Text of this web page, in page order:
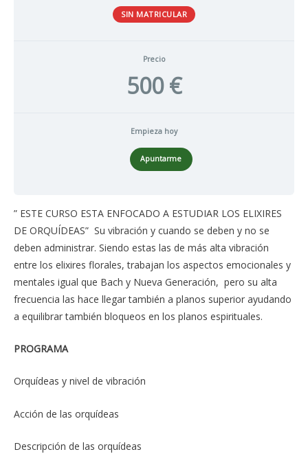
SIN MATRICULAR
Precio
500 €
Empieza hoy
Apuntarme
” ESTE CURSO ESTA ENFOCADO A ESTUDIAR LOS ELIXIRES
DE ORQUÍDEAS” Su vibración y cuando se deben y no se
deben administrar. Siendo estas las de más alta vibración
entre los elixires florales, trabajan los aspectos emocionales y
mentales igual que Bach y Nueva Generación, pero su alta
frecuencia las hace llegar también a planos superior ayudando
a equilibrar también bloqueos en los planos espirituales.
PROGRAMA
Orquídeas y nivel de vibración
Acción de las orquídeas
Descripción de las orquídeas